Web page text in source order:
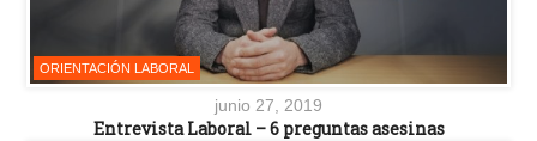
ORIENTACIÓN LABORAL
junio 27, 2019
Entrevista Laboral – 6 preguntas asesinas